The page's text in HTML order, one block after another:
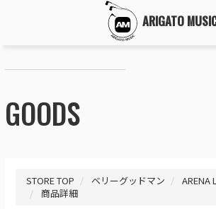
ARIGATO
GOODS
STORE TOP ベリーグッドマン
ARENA
商品詳細